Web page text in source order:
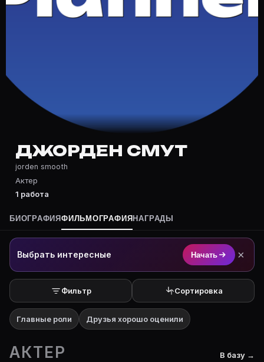
Частые вопросы о Джорден Смус
Полный список — на Movie Planner: https://movie-
Кто такой(ая) Джорден Смус?
Джорден Смус — Актер. Биография и роли на
Где открыть фильмографию Джорден Смус?
На Movie Planner: https://movie-planner.ru/s/
ДЖОРДЕН СМУТ
jorden smooth
Актер
1 работа
БИОГРАФИЯФИЛЬМОГРАФИЯ НАГРАДЫ
Выбрать интересные Начать ×
Фильтр Сортировка
Главные роли Друзья хорошо оценили
АКТЕР В базу →